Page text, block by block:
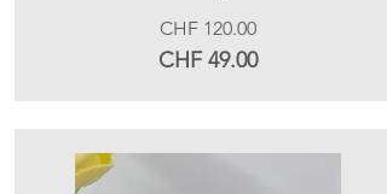
CHF 120.00
CHF 49.00